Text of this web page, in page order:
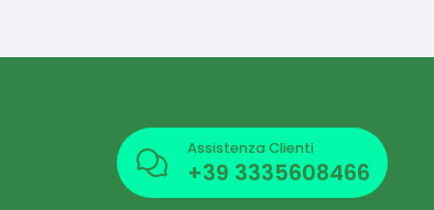
Assistenza Clienti
+39 3335608466